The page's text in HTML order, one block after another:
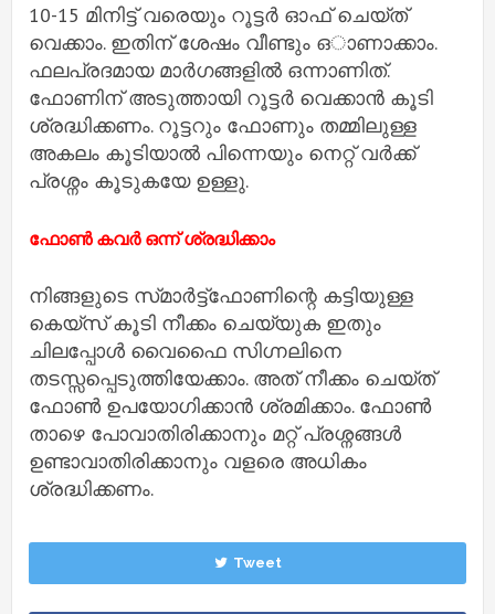
10-15 മിനിട്ട് വരെയും റൂട്ടര്‍ ഓഫ് ചെയ്ത്
വെക്കാം. ഇതിന് ശേഷം വീണ്ടും ഒാണാക്കാം.
ഫലപ്രദമായ മാര്‍ഗങ്ങളില്‍ ഒന്നാണിത്.
ഫോണിന് അടുത്തായി റൂട്ടര്‍ വെക്കാന്‍ കൂടി
ശ്രദ്ധിക്കണം. റൂട്ടറും ഫോണും തമ്മിലുള്ള
അകലം കൂടിയാല്‍ പിന്നെയും നെറ്റ് വർക്ക്‌
പ്രശ്നം കൂടുകയേ ഉള്ളു.
ഫോണ്‍ കവര്‍ ഒന്ന് ശ്രദ്ധിക്കാം
നിങ്ങളുടെ സ്‌മാര്‍ട്ട്‌ഫോണിന്റെ കട്ടിയുള്ള
കെയ്‌സ് കൂടി നീക്കം ചെയ്യുക ഇതും
ചിലപ്പോള്‍ വൈഫൈ സിഗ്നലിനെ
തടസ്സപ്പെടുത്തിയേക്കാം. അത് നീക്കം ചെയ്‌ത്
ഫോണ്‍ ഉപയോഗിക്കാന്‍ ശ്രമിക്കാം. ഫോണ്‍
താഴെ പോവാതിരിക്കാനും മറ്റ് പ്രശ്നങ്ങള്‍
ഉണ്ടാവാതിരിക്കാനും വളരെ അധികം
ശ്രദ്ധിക്കണം.
Tweet